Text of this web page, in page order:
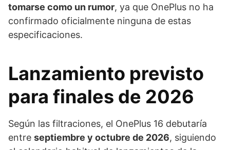
tomarse como un rumor, ya que OnePlus no ha
confirmado oficialmente ninguna de estas
especificaciones.
Lanzamiento previsto
para finales de 2026
Según las filtraciones, el OnePlus 16 debutaría
entre septiembre y octubre de 2026, siguiendo